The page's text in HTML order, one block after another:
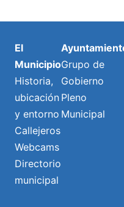
El
Municipio
Historia,
ubicación
y entorno
Callejeros
Webcams
Directorio
municipal
Grupo de
Gobierno
Pleno
Municipal